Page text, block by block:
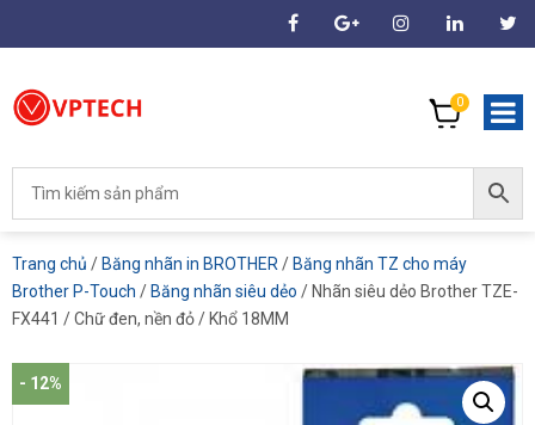
0
Trang chủ / Băng nhãn in BROTHER / Băng nhãn TZ cho máy
Brother P-Touch / Băng nhãn siêu dẻo / Nhãn siêu dẻo Brother TZE-
FX441 / Chữ đen, nền đỏ / Khổ 18MM
- 12%